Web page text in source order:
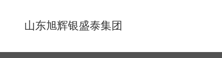
山东旭辉银盛泰集团